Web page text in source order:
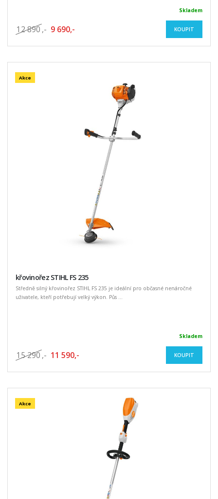
Skladem
12 890 ,- 9 690,- KOUPIT
Akce
křovinořez STIHL FS 235
Středně silný křovinořez STIHL FS 235 je ideální pro občasné nenáročné
uživatele, kteří potřebují velký výkon. Půs ...
Skladem
15 290 ,- 11 590,- KOUPIT
Akce